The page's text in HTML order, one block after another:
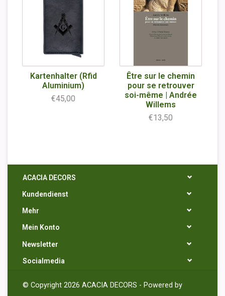
Kartenhalter (Rfid
Aluminium)
€45,00
Être sur le chemin
pour se retrouver
soi-même | Andrée
Willems
€13,50
ACACIA DECORS
Kundendienst
Mehr
Mein Konto
Newsletter
Socialmedia
© Copyright 2026 ACACIA DECORS - Powered by